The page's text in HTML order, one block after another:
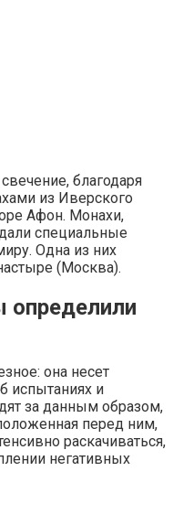
благодаря
из Иверского
Афон. Монахи,
специальные
Одна из них
(Москва).
определили
она несет
испытаниях и
за данным образом,
перед ним,
раскачиваться,
негативных